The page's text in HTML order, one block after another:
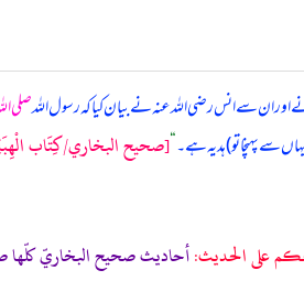
اور ان سے انس رضی اللہ عنہ نے بیان کیا کہرسول اللہصلی
پہنچا تو) ہدیہ ہے۔“[صحيح البخاري/كِتَاب
على الحديث:أحاديث صحيح البخاريّ